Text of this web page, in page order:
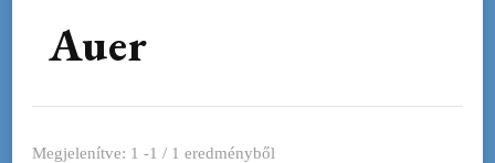
Auer
Megjelenítve: 1 -1 / 1 eredményből